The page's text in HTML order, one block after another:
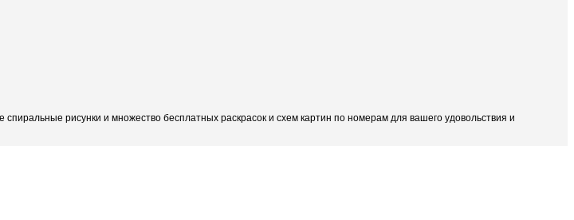
рисунки и множество бесплатных раскрасок и схем картин по номерам для вашего удовольствия и